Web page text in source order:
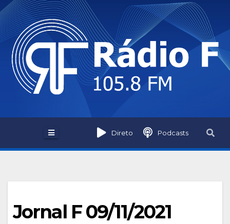
Skip
to
content
Direto Podcasts
Jornal F 09/11/2021